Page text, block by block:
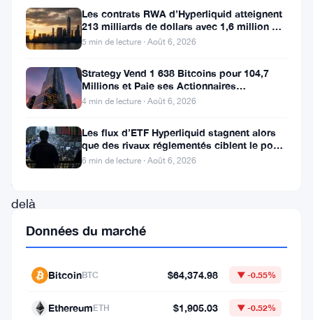
(NFT)
font
des
vagues
dans
monde
numérique,
au-
delà
leur
association
avec
Les contrats RWA d’Hyperliquid atteignent
213 milliards de dollars avec 1,6 million de
détenteurs
5 min de lecture · Août 6, 2026
Strategy Vend 1 638 Bitcoins pour 104,7
Millions et Paie ses Actionnaires
Privilégiés
4 min de lecture · Août 6, 2026
Les flux d’ETF Hyperliquid stagnent alors
que des rivaux réglementés ciblent le pool
de trading DeFi de 2 à 3
6 min de lecture · Août 6, 2026
Données du marché
BitcoinBTC $64,374.98 ▼ -0.55%
EthereumETH $1,905.03 ▼ -0.52%